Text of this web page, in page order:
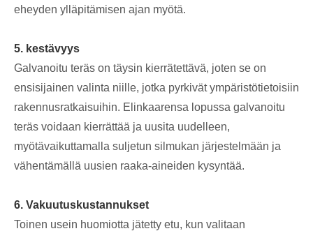
eheyden ylläpitämisen ajan myötä.
5. kestävyys
Galvanoitu teräs on täysin kierrätettävä, joten se on
ensisijainen valinta niille, jotka pyrkivät ympäristötietoisiin
rakennusratkaisuihin. Elinkaarensa lopussa galvanoitu
teräs voidaan kierrättää ja uusita uudelleen,
myötävaikuttamalla suljetun silmukan järjestelmään ja
vähentämällä uusien raaka-aineiden kysyntää.
6. Vakuutuskustannukset
Toinen usein huomiotta jätetty etu, kun valitaan